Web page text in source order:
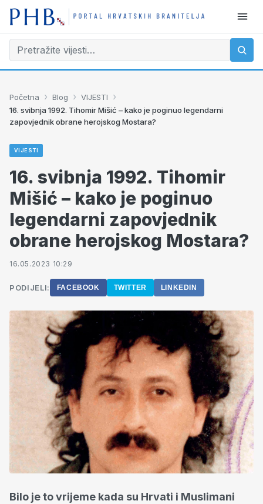
Početna › Blog › VIJESTI ›
16. svibnja 1992. Tihomir Mišić – kako je poginuo legendarni
zapovjednik obrane herojskog Mostara?
VIJESTI
16. svibnja 1992. Tihomir
Mišić – kako je poginuo
legendarni zapovjednik
obrane herojskog Mostara?
16.05.2023 10:29
PODIJELI: FACEBOOK TWITTER LINKEDIN
Bilo je to vrijeme kada su Hrvati i Muslimani